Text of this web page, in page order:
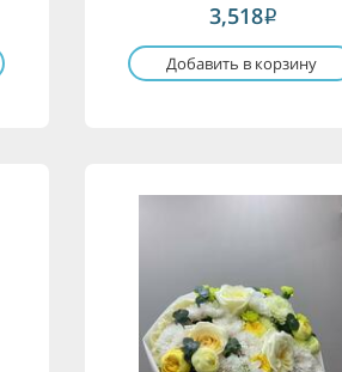
3,518i
Добавить в корзину